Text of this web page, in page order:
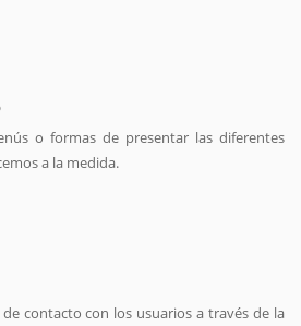
o formas de presentar las diferentes
a la medida.
contacto con los usuarios a través de la